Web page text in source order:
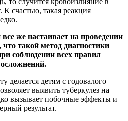
К счастью, такая реакция
же настаивает на проведении
такой метод диагностики
соблюдении всех правил
осложнений.
делается детям с годовалого
выявить туберкулез на
вызывает побочные эффекты и
результат.